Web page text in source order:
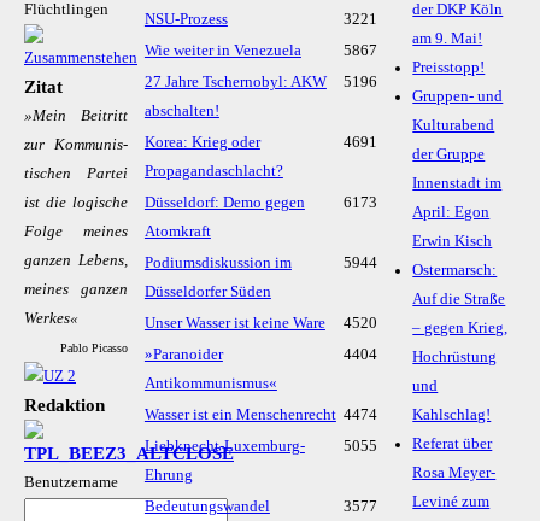
Flüchtlingen
Zitat
»Mein Bei­tritt
zur Kom­mu­nis­
ti­schen Par­tei
ist die lo­gi­sche
Fol­ge mei­nes
gan­zen Le­bens,
mei­nes gan­zen
Wer­kes«
Pablo Picasso
Redaktion
Benutzername
NSU-Prozess
3221
Wie weiter in Venezuela
5867
27 Jahre Tschernobyl: AKW
abschalten!
5196
Korea: Krieg oder
Propagandaschlacht?
4691
Düsseldorf: Demo gegen
Atomkraft
6173
Podiumsdiskussion im
Düsseldorfer Süden
5944
Unser Wasser ist keine Ware
4520
»Paranoider
Antikommunismus«
4404
Wasser ist ein Menschenrecht 4474
Liebknecht-Luxemburg-
Ehrung
5055
Bedeutungswandel
3577
der DKP Köln
am 9. Mai!
Preisstopp!
Gruppen- und
Kulturabend
der Gruppe
Innenstadt im
April: Egon
Erwin Kisch
Ostermarsch:
Auf die Straße
– gegen Krieg,
Hochrüstung
und
Kahlschlag!
Referat über
Rosa Meyer-
Leviné zum